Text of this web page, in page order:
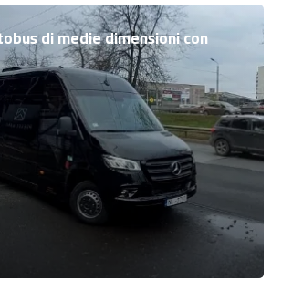
di medie dimensioni con